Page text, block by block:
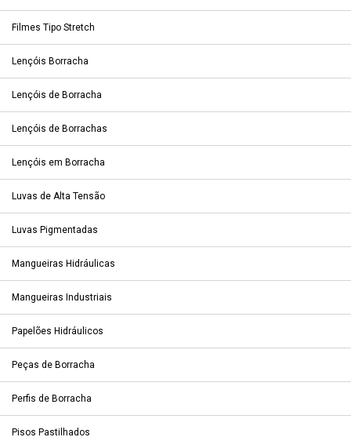
Filmes Tipo Stretch
Lençóis Borracha
Lençóis de Borracha
Lençóis de Borrachas
Lençóis em Borracha
Luvas de Alta Tensão
Luvas Pigmentadas
Mangueiras Hidráulicas
Mangueiras Industriais
Papelões Hidráulicos
Peças de Borracha
Perfis de Borracha
Pisos Pastilhados